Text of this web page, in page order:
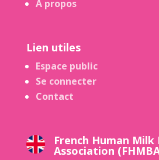
À propos
Lien utiles
Espace public
Se connecter
Contact
French Human Milk
Association